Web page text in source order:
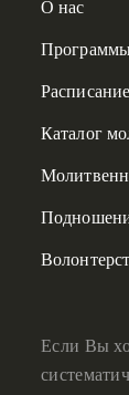
О нас
Расписание
Каталог
Если Вы